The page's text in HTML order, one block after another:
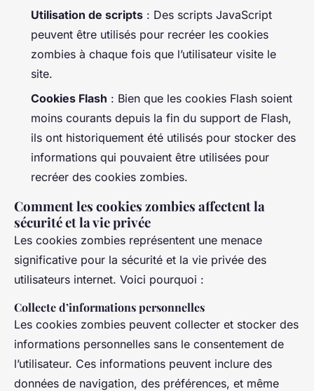
Utilisation de scripts : Des scripts JavaScript
peuvent être utilisés pour recréer les cookies
zombies à chaque fois que l’utilisateur visite le
site.
Cookies Flash : Bien que les cookies Flash soient
moins courants depuis la fin du support de Flash,
ils ont historiquement été utilisés pour stocker des
informations qui pouvaient être utilisées pour
recréer des cookies zombies.
Comment les cookies zombies affectent la
sécurité et la vie privée
Les cookies zombies représentent une menace
significative pour la sécurité et la vie privée des
utilisateurs internet. Voici pourquoi :
Collecte d’informations personnelles
Les cookies zombies peuvent collecter et stocker des
informations personnelles sans le consentement de
l’utilisateur. Ces informations peuvent inclure des
données de navigation, des préférences, et même